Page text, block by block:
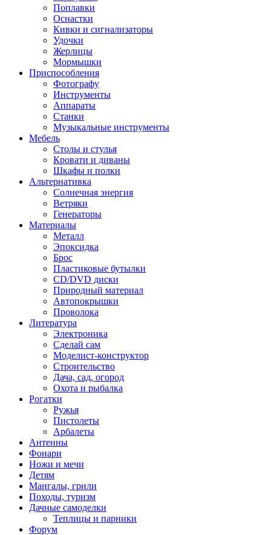
Поплавки
Оснастки
Кивки и сигнализаторы
Удочки
Жерлицы
Мормышки
Приспособления
Фотографу
Инструменты
Аппараты
Станки
Музыкальные инструменты
Мебель
Столы и стулья
Кровати и диваны
Шкафы и полки
Альтернативка
Солнечная энергия
Ветряки
Генераторы
Материалы
Металл
Эпоксидка
Брос
Пластиковые бутылки
CD/DVD диски
Природный материал
Автопокрышки
Проволока
Литература
Электроника
Сделай сам
Моделист-конструктор
Строительство
Дача, сад, огород
Охота и рыбалка
Рогатки
Ружья
Пистолеты
Арбалеты
Антенны
Фонари
Ножи и мечи
Детям
Мангалы, грили
Походы, туризм
Дачные самоделки
Теплицы и парники
Форум